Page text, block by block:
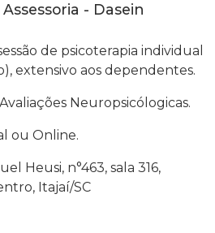
- Dasein
de psicoterapia individual
extensivo aos dependentes.
Neuropsicólogicas.
ou Online.
Heusi, n°463, sala 316,
Itajaí/SC